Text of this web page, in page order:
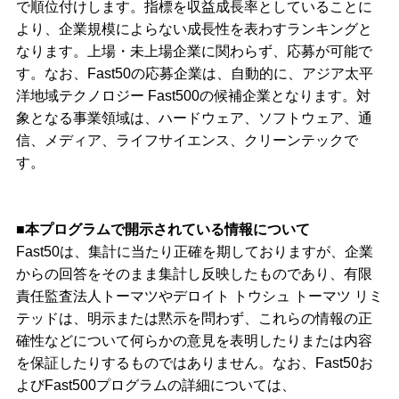
で順位付けします。指標を収益成長率としていることに
より、企業規模によらない成長性を表わすランキングと
なります。上場・未上場企業に関わらず、応募が可能で
す。なお、Fast50の応募企業は、自動的に、アジア太平
洋地域テクノロジー Fast500の候補企業となります。対
象となる事業領域は、ハードウェア、ソフトウェア、通
信、メディア、ライフサイエンス、クリーンテックで
す。
■本プログラムで開示されている情報について
Fast50は、集計に当たり正確を期しておりますが、企業
からの回答をそのまま集計し反映したものであり、有限
責任監査法人トーマツやデロイト トウシュ トーマツ リミ
テッドは、明示または黙示を問わず、これらの情報の正
確性などについて何らかの意見を表明したりまたは内容
を保証したりするものではありません。なお、Fast50お
よびFast500プログラムの詳細については、